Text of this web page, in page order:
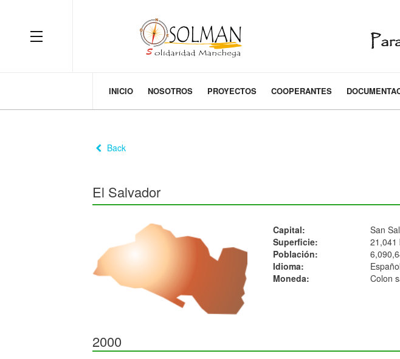
OFF CANVAS
INICIO NOSOTROS PROYECTOS COOPERANTES
Back
El Salvador
Capital:
San
Superficie:
21,041
Población:
Idioma:
Moneda:
Colon
2000